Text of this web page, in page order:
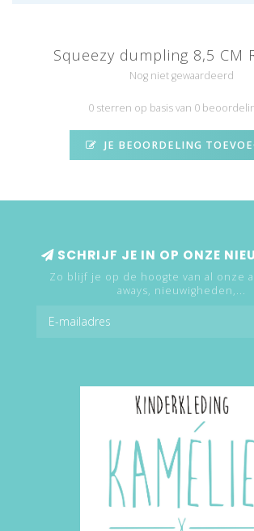
Squeezy dumpling 8,5 CM
Nog niet gewaardeerd
0 sterren op basis van 0
JE BEOORDELING
SCHRIJF JE IN OP ONZE
Zo blijf je op de hoogte van al onze
aways, nieuwigheden,...